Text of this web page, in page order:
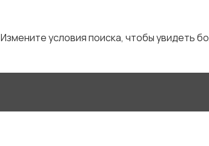
Измените условия поиска, чтобы увидеть